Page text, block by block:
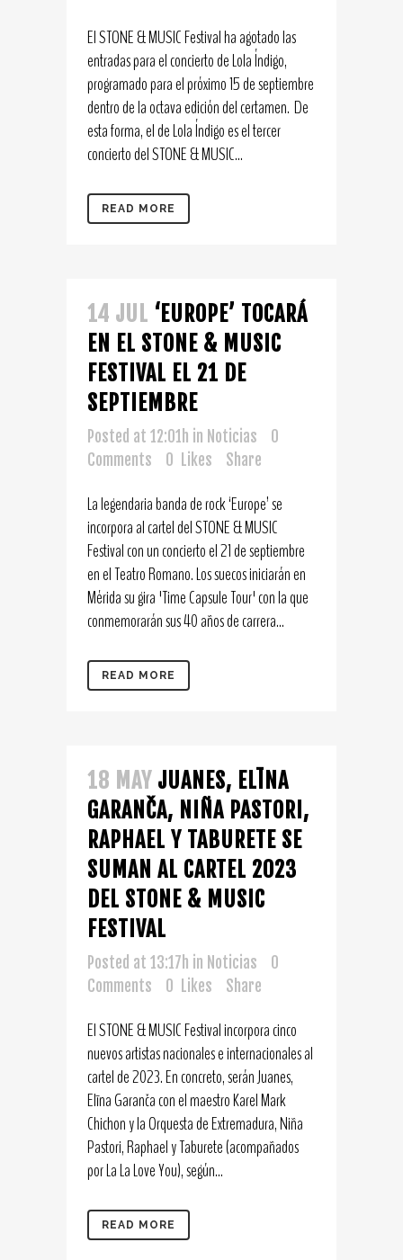
El STONE & MUSIC Festival ha agotado las
entradas para el concierto de Lola Índigo,
programado para el próximo 15 de septiembre
dentro de la octava edición del certamen. De
esta forma, el de Lola Índigo es el tercer
concierto del STONE & MUSIC...
READ MORE
14 JUL ‘EUROPE’ TOCARÁ
EN EL STONE & MUSIC
FESTIVAL EL 21 DE
SEPTIEMBRE
Posted at 12:01h in Noticias
0
Comments
0 Likes Share
La legendaria banda de rock ‘Europe’ se
incorpora al cartel del STONE & MUSIC
Festival con un concierto el 21 de septiembre
en el Teatro Romano. Los suecos iniciarán en
Mérida su gira 'Time Capsule Tour' con la que
conmemorarán sus 40 años de carrera...
READ MORE
18 MAY JUANES, ELĪNA
GARANČA, NIÑA PASTORI,
RAPHAEL Y TABURETE SE
SUMAN AL CARTEL 2023
DEL STONE & MUSIC
FESTIVAL
Posted at 13:17h in Noticias
0
Comments
0 Likes Share
El STONE & MUSIC Festival incorpora cinco
nuevos artistas nacionales e internacionales al
cartel de 2023. En concreto, serán Juanes,
Elīna Garanča con el maestro Karel Mark
Chichon y la Orquesta de Extremadura, Niña
Pastori, Raphael y Taburete (acompañados
por La La Love You), según...
READ MORE